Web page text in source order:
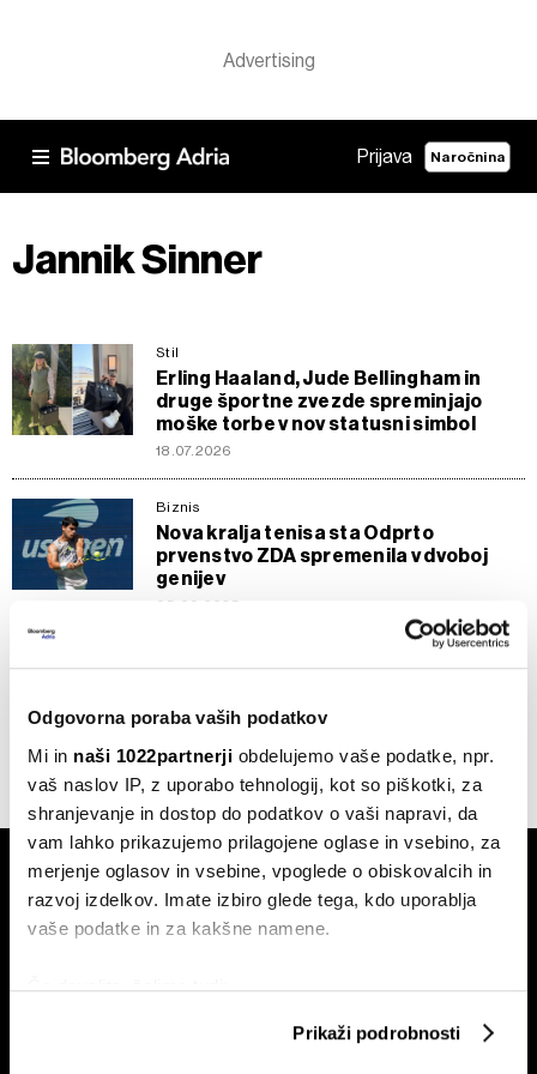
Odgovorna poraba vaših podatkov
Mi in naši 1022partnerji obdelujemo vaše podatke, npr.
vaš naslov IP, z uporabo tehnologij, kot so piškotki, za
shranjevanje in dostop do podatkov o vaši napravi, da
vam lahko prikazujemo prilagojene oglase in vsebino, za
merjenje oglasov in vsebine, vpoglede o obiskovalcih in
razvoj izdelkov. Imate izbiro glede tega, kdo uporablja
vaše podatke in za kakšne namene.
Če dovolite, želimo tudi:
Zbirati informacije o vaši geografski lokaciji, ki so
Prikaži podrobnosti
Prijava Naročnina
Jannik Sinner
Stil
Erling Haaland, Jude Bellingham in
druge športne zvezde spreminjajo
moške torbe v nov statusni simbol
18.07.2026
Biznis
Nova kralja tenisa sta Odprto
prvenstvo ZDA spremenila v dvoboj
genijev
05.09.2025
travi Wimbledona, a služi milijone
pismo